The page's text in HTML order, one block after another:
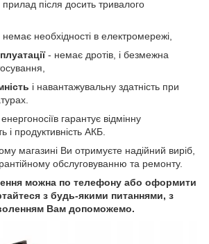
прилад після досить тривалого
немає необхідності в електромережі,
- немає дротів, і безмежна
і навантажувальну здатність при
гарантує відмінну
і продуктивність АКБ.
магазині Ви отримуєте надійний виріб,
обслуговуванню та ремонту.
можна по телефону або оформити
з будь-якими питаннями, з
Вам допоможемо.